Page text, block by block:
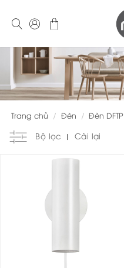
Trang chủ / Đèn / Đèn DFTP
Bộ lọc
Cài lại